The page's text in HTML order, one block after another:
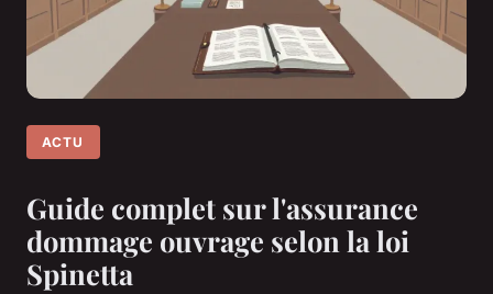
ACTU
Guide complet sur l'assurance
dommage ouvrage selon la loi
Spinetta